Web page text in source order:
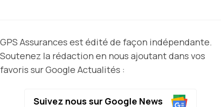
GPS Assurances est édité de façon indépendante.
Soutenez la rédaction en nous ajoutant dans vos
favoris sur Google Actualités :
Suivez nous sur Google News